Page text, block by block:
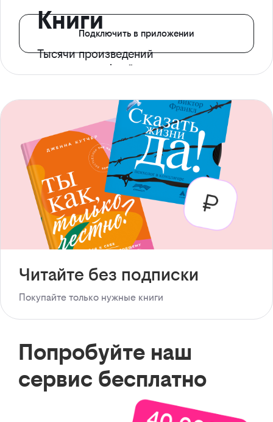
Книги
Тысячи произведений
с доступом офлайн
Подключить в приложении
Читайте без подписки
Покупайте только нужные книги
Попробуйте наш
сервис бесплатно